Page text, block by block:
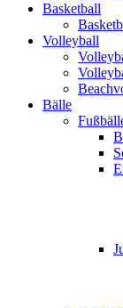
Basketball
Volleyball
Bälle